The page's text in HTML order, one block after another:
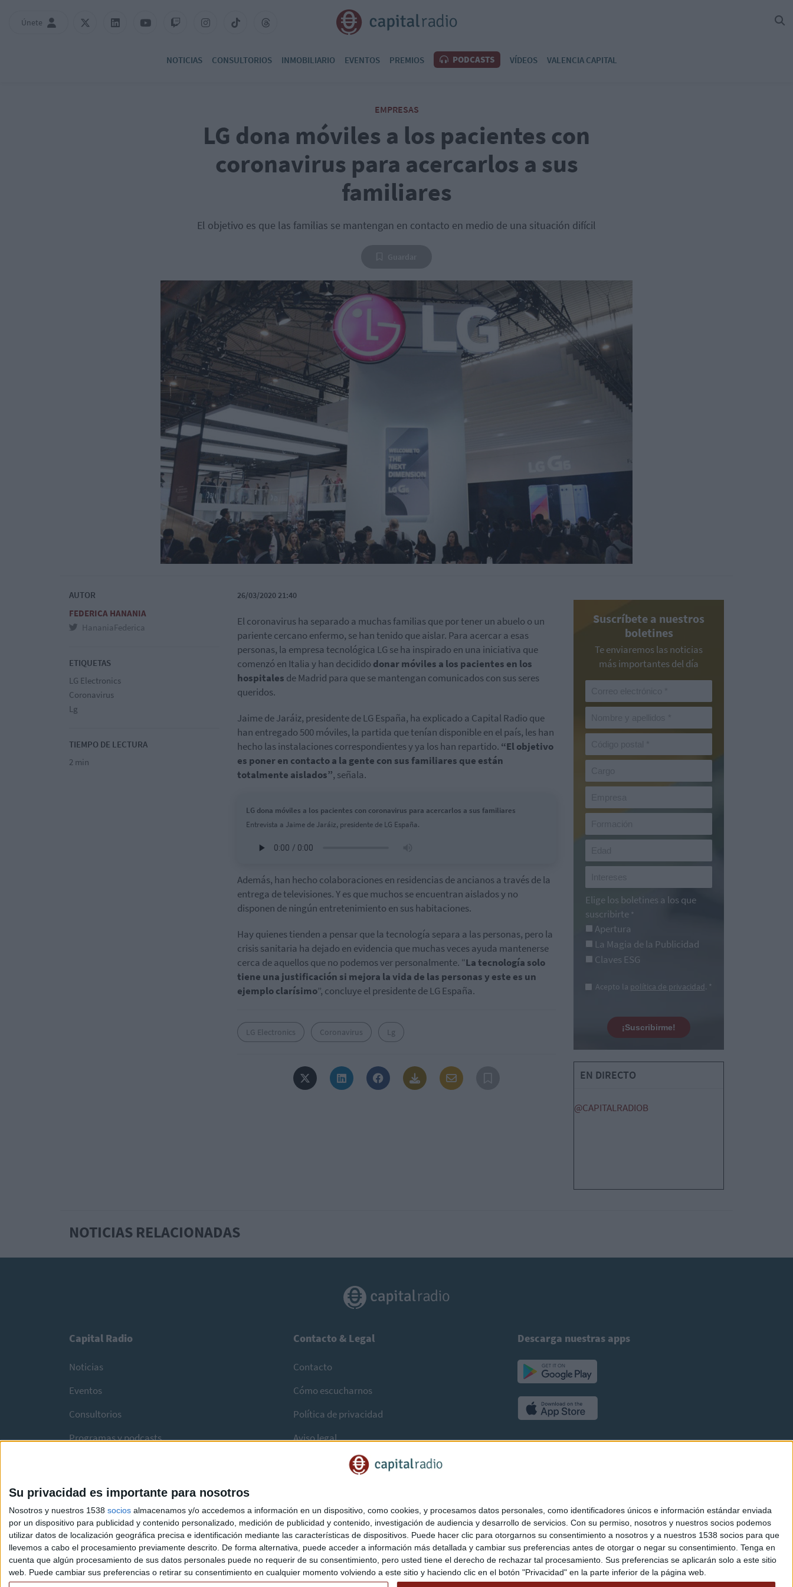
Su privacidad es importante para nosotros
Nosotros y nuestros 1538 socios almacenamos y/o accedemos a información en un dispositivo, como cookies, y procesamos datos personales, como identificadores únicos e información estándar enviada
por un dispositivo para publicidad y contenido personalizado, medición de publicidad y contenido, investigación de audiencia y desarrollo de servicios. Con su permiso, nosotros y nuestros socios podemos
utilizar datos de localización geográfica precisa e identificación mediante las características de dispositivos. Puede hacer clic para otorgarnos su consentimiento a nosotros y a nuestros 1538 socios para que
llevemos a cabo el procesamiento previamente descrito. De forma alternativa, puede acceder a información más detallada y cambiar sus preferencias antes de otorgar o negar su consentimiento. Tenga en
cuenta que algún procesamiento de sus datos personales puede no requerir de su consentimiento, pero usted tiene el derecho de rechazar tal procesamiento. Sus preferencias se aplicarán solo a este sitio
web. Puede cambiar sus preferencias o retirar su consentimiento en cualquier momento volviendo a este sitio y haciendo clic en el botón "Privacidad" en la parte inferior de la página web.
Únete
NOTICIAS CONSULTORIOS INMOBILIARIO EVENTOS PREMIOS PODCASTS VÍDEOS VALENCIA CAPITAL
EMPRESAS
LG dona móviles a los pacientes con
coronavirus para acercarlos a sus
familiares
El objetivo es que las familias se mantengan en contacto en medio de una situación difícil
AUTOR
FEDERICA HANANIA
HananiaFederica
ETIQUETAS
LG Electronics
Coronavirus
Lg
TIEMPO DE LECTURA
2 min
26/03/2020 21:40
El coronavirus ha separado a muchas familias que por tener un abuelo o un
pariente cercano enfermo, se han tenido que aislar. Para acercar a esas
personas, la empresa tecnológica LG se ha inspirado en una iniciativa que
comenzó en Italia y han decidido donar móviles a los pacientes en los
hospitales de Madrid para que se mantengan comunicados con sus seres
queridos.
Jaime de Jaráiz, presidente de LG España, ha explicado a Capital Radio que
han entregado 500 móviles, la partida que tenían disponible en el país, les han
hecho las instalaciones correspondientes y ya los han repartido. “El objetivo
es poner en contacto a la gente con sus familiares que están
totalmente aislados”, señala.
LG dona móviles a los pacientes con coronavirus para acercarlos a sus familiares
Entrevista a Jaime de Jaráiz, presidente de LG España.
Además, han hecho colaboraciones en residencias de ancianos a través de la
entrega de televisiones. Y es que muchos se encuentran aislados y no
disponen de ningún entretenimiento en sus habitaciones.
Hay quienes tienden a pensar que la tecnología separa a las personas, pero la
crisis sanitaria ha dejado en evidencia que muchas veces ayuda mantenerse
cerca de aquellos que no podemos ver personalmente. “La tecnología solo
tiene una justificación si mejora la vida de las personas y este es un
ejemplo clarísimo”, concluye el presidente de LG España.
LG Electronics Coronavirus Lg
Suscríbete a nuestros
boletines
Te enviaremos las noticias
más importantes del día
Elige los boletines a los que
suscribirte *
Apertura
La Magia de la Publicidad
Claves ESG
Acepto la política de privacidad. *
¡Suscribirme!
EN DIRECTO
@CAPITALRADIOB
NOTICIAS RELACIONADAS
Capital Radio
Noticias
Eventos
Consultorios
Programas y podcasts
Contacto & Legal
Contacto
Cómo escucharnos
Política de privacidad
Aviso legal
Descarga nuestras apps